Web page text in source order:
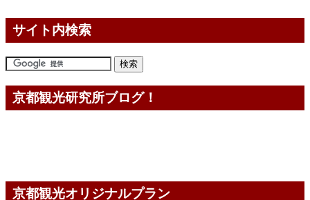
サイト内検索
京都観光研究所ブログ！
京都観光オリジナルプラン